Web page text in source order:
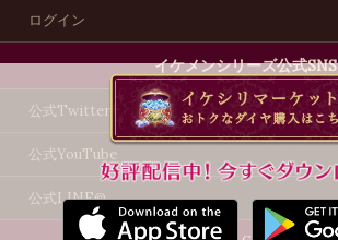
ログイン
イケメンシリーズ公式SNS
公式Twitter
公式YouTube
公式LINE@